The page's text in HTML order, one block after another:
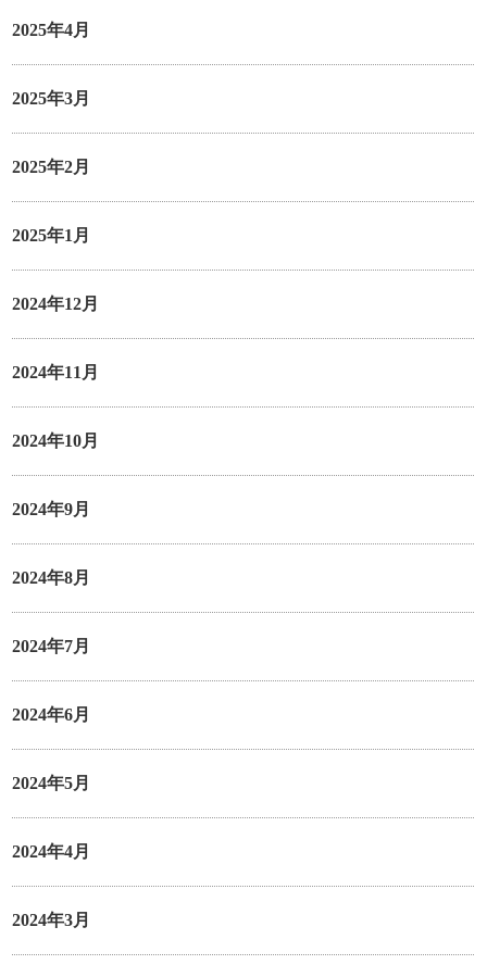
2025年4月
2025年3月
2025年2月
2025年1月
2024年12月
2024年11月
2024年10月
2024年9月
2024年8月
2024年7月
2024年6月
2024年5月
2024年4月
2024年3月